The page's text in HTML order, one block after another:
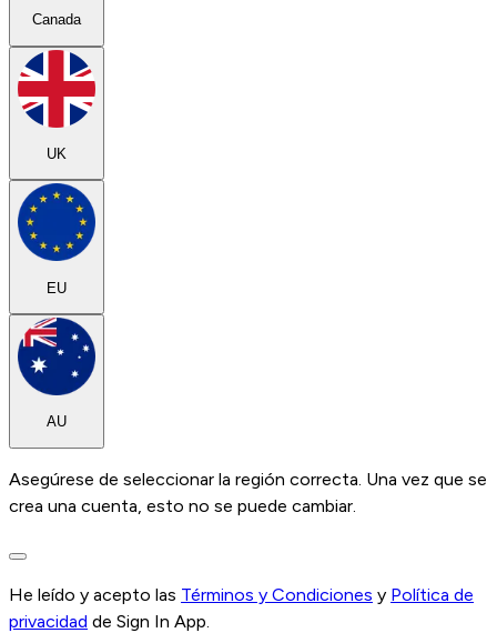
Canada
UK
EU
AU
Asegúrese de seleccionar la región correcta. Una vez que se
crea una cuenta, esto no se puede cambiar.
He leído y acepto las Términos y Condiciones y Política de
privacidad de Sign In App.